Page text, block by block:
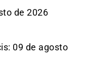
de 2026
09 de agosto